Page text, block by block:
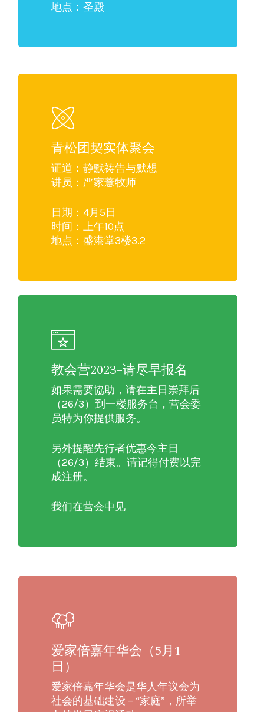
地点：圣殿
青松团契实体聚会
证道：静默祷告与默想
讲员：严家薏牧师
日期：4月5日
时间：上午10点
地点：盛港堂3楼3.2
教会营2023–请尽早报名
如果需要協助，请在主日崇拜后
（26/3）到一楼服务台，营会委
员特为你提供服务。
另外提醒先行者优惠今主日
（26/3）结束。请记得付费以完
成注册。
我们在营会中见
爱家倍嘉年华会（5月1
日）
爱家倍嘉年华会是华人年议会为
社会的基础建设 – “家庭”，所举